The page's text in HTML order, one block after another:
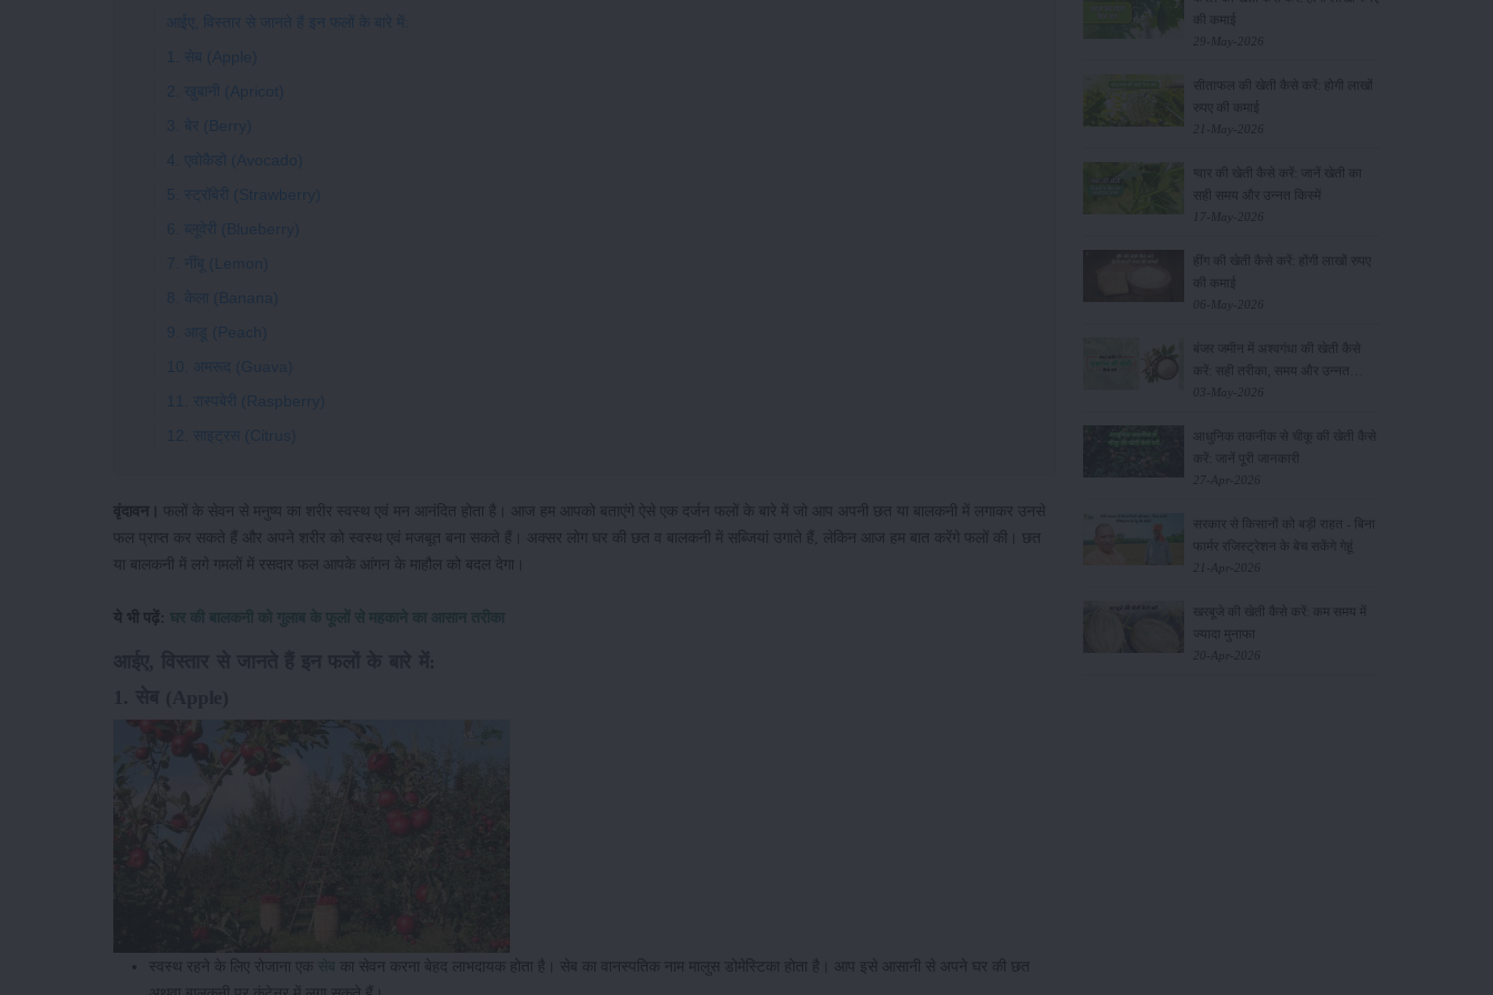
आईए, विस्तार से जानते हैं इन फलों के बारे में:
1. सेब (Apple)
2. खुबानी (Apricot)
3. बेर (Berry)
4. एवोकैडो (Avocado)
5. स्ट्रॉबेरी (Strawberry)
6. ब्लूवेरी (Blueberry)
7. नींबू (Lemon)
8. केला (Banana)
9. आडू (Peach)
10. अमरूद (Guava)
11. रास्पबेरी (Raspberry)
12. साइट्रस (Citrus)
वृंदावन।
फलों के सेवन से मनुष्य का शरीर स्वस्थ एवं मन आनंदित होता है। आज हम आपको बताएंगे ऐसे एक दर्जन फलों के बारे में जो आप अपनी छत या बालकनी में लगाकर उनसे
फल प्राप्त कर सकते हैं और अपने शरीर को स्वस्थ एवं मजबूत बना सकते हैं। अक्सर लोग घर की छत व बालकनी में सब्जियां उगाते हैं, लेकिन आज हम बात करेंगे फलों की। छत
या बालकनी में लगे गमलों में रसदार फल आपके आंगन के माहौल को बदल देगा।
ये भी पढ़ें: घर की बालकनी को गुलाब के फूलों से महकाने का आसान तरीका
स्वस्थ रहने के लिए रोजाना एक सेब
का सेवन करना बेहद लाभदायक होता है। सेब का वानस्पतिक नाम मालुस डोमेस्टिका होता है। आप इसे आसानी से अपने घर की छत
की कमाई
29-May-2026
सीताफल की खेती कैसे करें: होगी लाखों
रुपए की कमाई
21-May-2026
ग्वार की खेती कैसे करें: जानें खेती का
सही समय और उन्नत किस्में
17-May-2026
हींग की खेती कैसे करें: होंगी लाखों रुपए
की कमाई
06-May-2026
बंजर जमीन में अश्वगंधा की खेती कैसे
करें: सही तरीका, समय और उन्नत
तकनीकें
03-May-2026
आधुनिक तकनीक से चीकू की खेती कैसे
करें: जानें पूरी जानकारी
27-Apr-2026
सरकार से किसानों को बड़ी राहत - बिना
फार्मर रजिस्ट्रेशन के बेच सकेंगे गेहूं
21-Apr-2026
खरबूजे की खेती कैसे करें: कम समय में
ज्यादा मुनाफा
20-Apr-2026